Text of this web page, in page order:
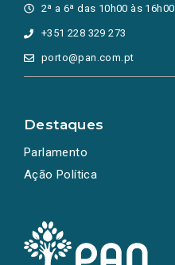
2ª a 6ª das 10h00 às 16h00
+351 228 329 273
porto@pan.com.pt
Destaques
Parlamento
Ação Política